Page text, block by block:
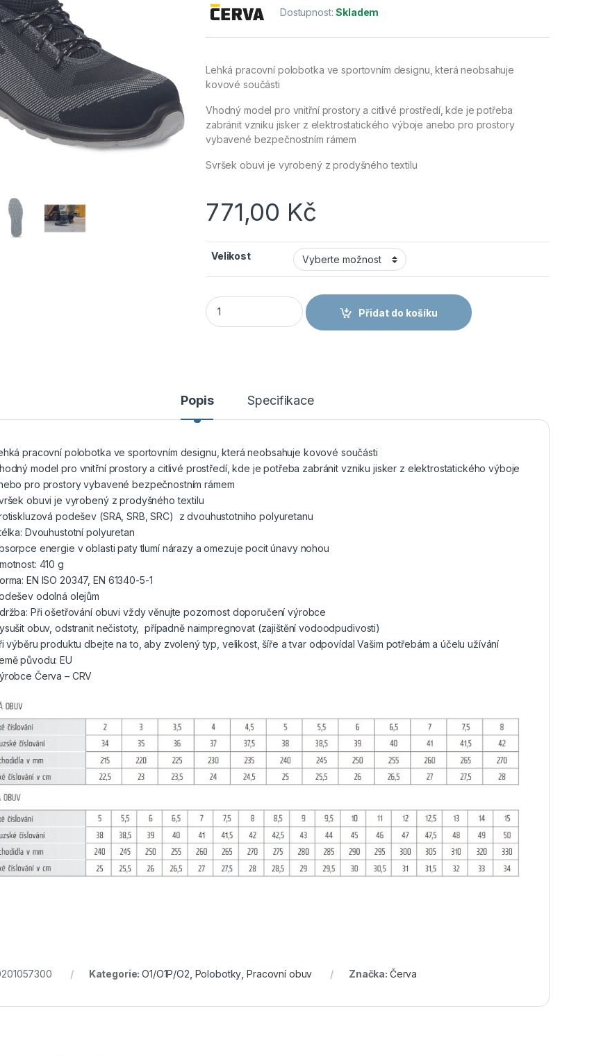
Dostupnost:Skladem
Lehká pracovní polobotka ve sportovním designu, která neobsahuje
kovové součásti
Vhodný model pro vnitřní prostory a citlivé prostředí, kde je potřeba
zabránit vzniku jisker z elektrostatického výboje anebo pro prostory
vybavené bezpečnostním rámem
Svršek obuvi je vyrobený z prodyšného textilu
771,00 Kč
Velikost
Cerva Obuv BEEFORD O1 ESD SRC polobotka šedá množství
Přidat do košíku
Popis Specifikace
pracovní polobotka ve sportovním designu, která neobsahuje kovové součásti
model pro vnitřní prostory a citlivé prostředí, kde je potřeba zabránit vzniku jisker z elektrostatického výboje
pro prostory vybavené bezpečnostním rámem
obuvi je vyrobený z prodyšného textilu
podešev (SRA, SRB, SRC) z dvouhustotniho polyuretanu
Dvouhustotní polyuretan
energie v oblasti paty tlumí nárazy a omezuje pocit únavy nohou
410 g
EN ISO 20347, EN 61340-5-1
odolná olejům
Při ošetřování obuvi vždy věnujte pozornost doporučení výrobce
obuv, odstranit nečistoty, případně naimpregnovat (zajištění vodoodpudivosti)
výběru produktu dbejte na to, aby zvolený typ, velikost, šíře a tvar odpovídal Vašim potřebám a účelu užívání
původu: EU
Červa – CRV
Kategorie:O1/O1P/O2 Polobotky ,Pracovní obuv Značka: Červa